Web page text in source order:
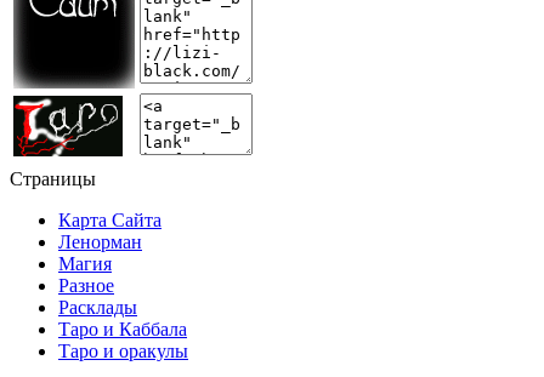
Страницы
Карта Сайта
Ленорман
Магия
Разное
Расклады
Таро и Каббала
Таро и оракулы